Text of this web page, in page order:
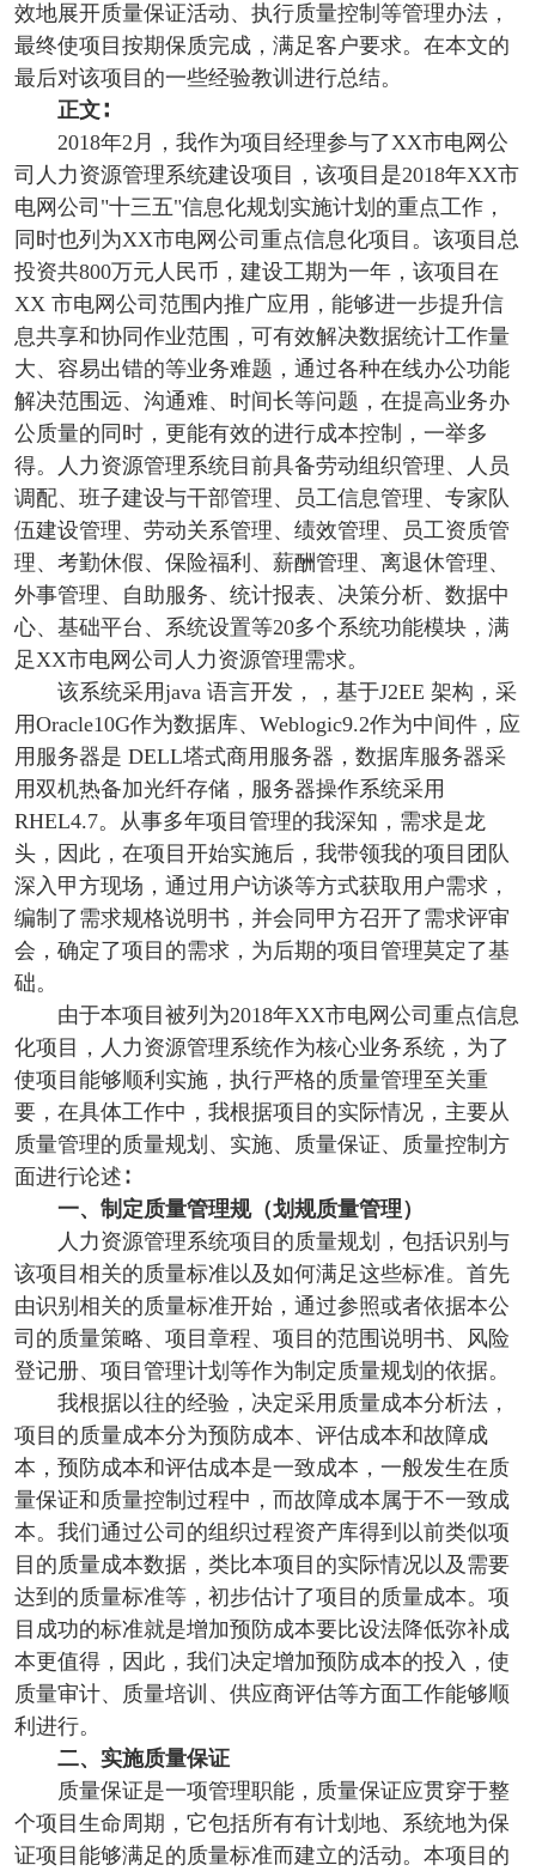
效地展开质量保证活动、执行质量控制等管理办法，
最终使项目按期保质完成，满足客户要求。在本文的
最后对该项目的一些经验教训进行总结。
正文∶
2018年2月，我作为项目经理参与了XX市电网公
司人力资源管理系统建设项目，该项目是2018年XX市
电网公司"十三五"信息化规划实施计划的重点工作，
同时也列为XX市电网公司重点信息化项目。该项目总
投资共800万元人民币，建设工期为一年，该项目在
XX 市电网公司范围内推广应用，能够进一步提升信
息共享和协同作业范围，可有效解决数据统计工作量
大、容易出错的等业务难题，通过各种在线办公功能
解决范围远、沟通难、时间长等问题，在提高业务办
公质量的同时，更能有效的进行成本控制，一举多
得。人力资源管理系统目前具备劳动组织管理、人员
调配、班子建设与干部管理、员工信息管理、专家队
伍建设管理、劳动关系管理、绩效管理、员工资质管
理、考勤休假、保险福利、薪酬管理、离退休管理、
外事管理、自助服务、统计报表、决策分析、数据中
心、基础平台、系统设置等20多个系统功能模块，满
足XX市电网公司人力资源管理需求。
该系统采用java 语言开发，，基于J2EE 架构，采
用Oracle10G作为数据库、Weblogic9.2作为中间件，应
用服务器是 DELL塔式商用服务器，数据库服务器采
用双机热备加光纤存储，服务器操作系统采用
RHEL4.7。从事多年项目管理的我深知，需求是龙
头，因此，在项目开始实施后，我带领我的项目团队
深入甲方现场，通过用户访谈等方式获取用户需求，
编制了需求规格说明书，并会同甲方召开了需求评审
会，确定了项目的需求，为后期的项目管理莫定了基
础。
由于本项目被列为2018年XX市电网公司重点信息
化项目，人力资源管理系统作为核心业务系统，为了
使项目能够顺利实施，执行严格的质量管理至关重
要，在具体工作中，我根据项目的实际情况，主要从
质量管理的质量规划、实施、质量保证、质量控制方
面进行论述∶
一、制定质量管理规（划规质量管理）
人力资源管理系统项目的质量规划，包括识别与
该项目相关的质量标准以及如何满足这些标准。首先
由识别相关的质量标准开始，通过参照或者依据本公
司的质量策略、项目章程、项目的范围说明书、风险
登记册、项目管理计划等作为制定质量规划的依据。
我根据以往的经验，决定采用质量成本分析法，
项目的质量成本分为预防成本、评估成本和故障成
本，预防成本和评估成本是一致成本，一般发生在质
量保证和质量控制过程中，而故障成本属于不一致成
本。我们通过公司的组织过程资产库得到以前类似项
目的质量成本数据，类比本项目的实际情况以及需要
达到的质量标准等，初步估计了项目的质量成本。项
目成功的标准就是增加预防成本要比设法降低弥补成
本更值得，因此，我们决定增加预防成本的投入，使
质量审计、质量培训、供应商评估等方面工作能够顺
利进行。
二、实施质量保证
质量保证是一项管理职能，质量保证应贯穿于整
个项目生命周期，它包括所有有计划地、系统地为保
证项目能够满足的质量标准而建立的活动。本项目的